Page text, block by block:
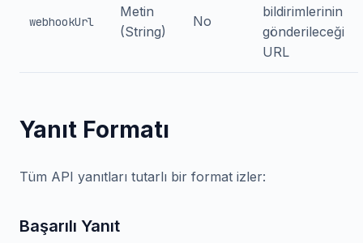
webhookUrl
Metin
(String)
No
bildirimlerinin
gönderileceği
URL
Yanıt Formatı
Tüm API yanıtları tutarlı bir format izler:
Başarılı Yanıt